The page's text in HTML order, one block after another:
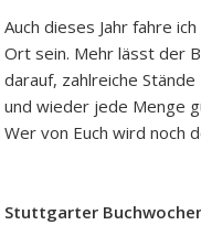
Auch dieses Jahr fahre
Ort sein. Mehr lässt der
darauf, zahlreiche
und wieder jede Menge
Wer von Euch wird noch
Stuttgarter